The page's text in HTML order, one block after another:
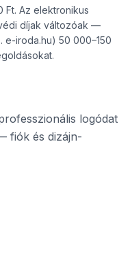
Ft. Az elektronikus
díjak változóak —
e-iroda.hu) 50 000–150
logódat
fiók és dizájn-